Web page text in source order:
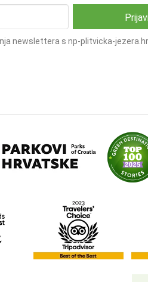
newslettera s np-plitvicka-jezera.hr